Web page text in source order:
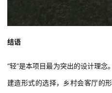
结语
“轻”是本项目最为突出的设计理
建造形式的选择，乡村会客厅的